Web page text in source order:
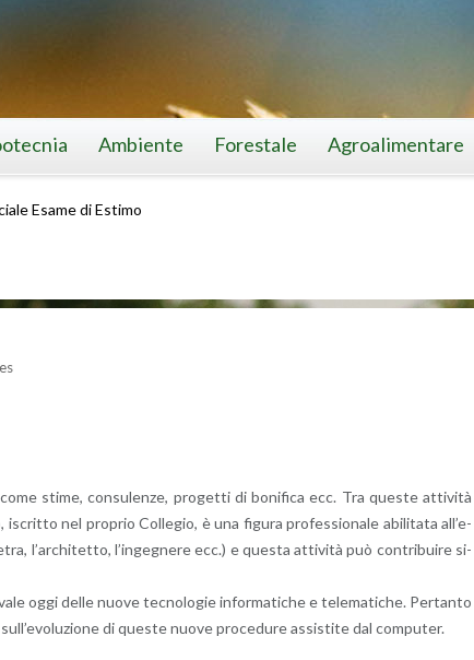
Ambiente Forestale Agroalimentare
Esame di Estimo
stime, con­su­len­ze, pro­get­ti di bo­ni­fi­ca ecc. Tra que­ste at­ti­vi­tà
nel pro­prio Col­le­gio, è una fi­gu­ra pro­fes­sio­na­le abi­li­ta­ta al­l’e­
l’ar­chi­tet­to, l’in­ge­gne­re ecc.) e que­sta at­ti­vi­tà può con­tri­bui­re si­
oggi delle nuove tec­no­lo­gie in­for­ma­ti­che e te­le­ma­ti­che. Per­tan­to
di que­ste nuove pro­ce­du­re as­si­sti­te dal com­pu­ter.